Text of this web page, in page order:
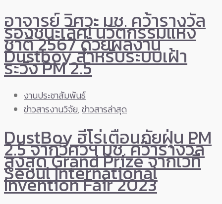
อาจารย์ วิศวะ มช. คว้ารางวัล
รองชนะเลิศ! นวัตกรรมแห่ง
ชาติ 2567 ด้วยผลงาน
Dustboy สำหรับระบบเฝ้า
ระวัง PM 2.5
งานประชาสัมพันธ์
ข่าวสารงานวิจัย,ข่าวสารล่าสุด
DustBoy ฮีโร่เตือนภัยฝุ่น PM
2.5 จากวิศวฯ มช. คว้ารางวัล
สูงสุด Grand Prize จากเวที
Seoul International
Invention Fair 2023